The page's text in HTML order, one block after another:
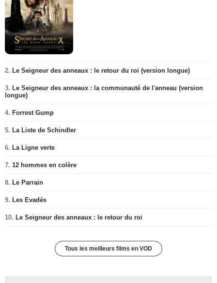
2. Le Seigneur des anneaux : le retour du roi (version longue)
3. Le Seigneur des anneaux : la communauté de l'anneau (version
longue)
4. Forrest Gump
5. La Liste de Schindler
6. La Ligne verte
7. 12 hommes en colère
8. Le Parrain
9. Les Evadés
10. Le Seigneur des anneaux : le retour du roi
Tous les meilleurs films en VOD